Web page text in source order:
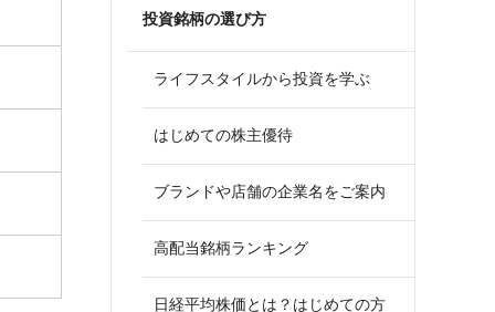
投資銘柄の選び方
ライフスタイルから投資を学ぶ
はじめての株主優待
ブランドや店舗の企業名をご案内
高配当銘柄ランキング
日経平均株価とは？はじめての方